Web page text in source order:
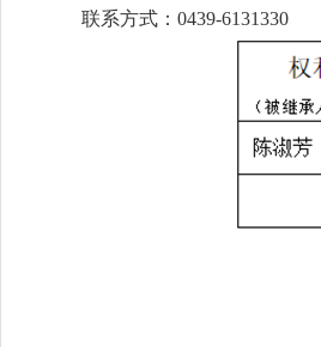
联系方式：0439-6131330